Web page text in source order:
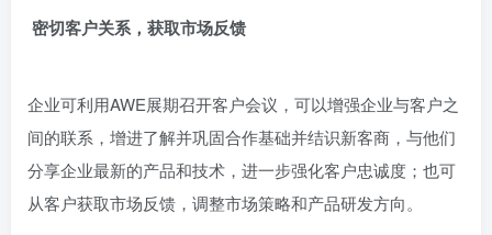
密切客户关系，获取市场反馈
企业可利用AWE展期召开客户会议，可以增强企业与客户之
间的联系，增进了解并巩固合作基础并结识新客商，与他们
分享企业最新的产品和技术，进一步强化客户忠诚度；也可
从客户获取市场反馈，调整市场策略和产品研发方向。